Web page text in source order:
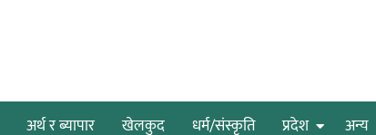
अर्थ र ब्यापार खेलकुद धर्म/संस्कृति प्रदेश अन्य